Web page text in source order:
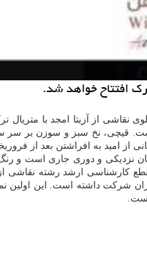
است. قیچی، نخ سبز و سوزن بر
به افراشتن بعد از
نزدیکی و دوری جاری است و
کارشناسی ارشد رشته
شرکت داشته است. این اولین